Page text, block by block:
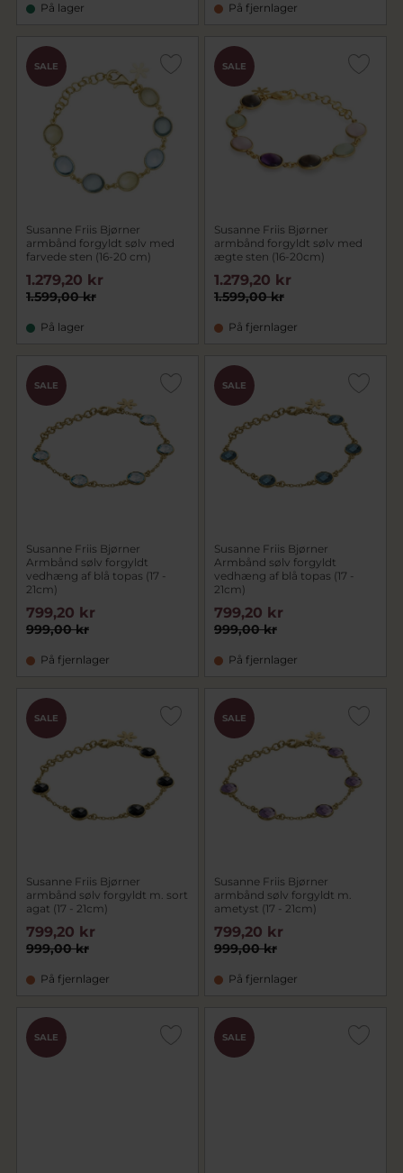
På lager På fjernlager
SALE
Susanne Friis Bjørner
armbånd forgyldt sølv med
farvede sten (16-20 cm)
1.599,00 kr
1.279,20 kr
På lager
SALE
Susanne Friis Bjørner
armbånd forgyldt sølv med
ægte sten (16-20cm)
1.599,00 kr
1.279,20 kr
På fjernlager
SALE
Susanne Friis Bjørner
Armbånd sølv forgyldt
vedhæng af blå topas (17 -
21cm)
999,00 kr
799,20 kr
På fjernlager
SALE
Susanne Friis Bjørner
Armbånd sølv forgyldt
vedhæng af blå topas (17 -
21cm)
999,00 kr
799,20 kr
På fjernlager
SALE
Susanne Friis Bjørner
armbånd sølv forgyldt m. sort
agat (17 - 21cm)
999,00 kr
799,20 kr
På fjernlager
SALE
Susanne Friis Bjørner
armbånd sølv forgyldt m.
ametyst (17 - 21cm)
999,00 kr
799,20 kr
På fjernlager
SALE SALE